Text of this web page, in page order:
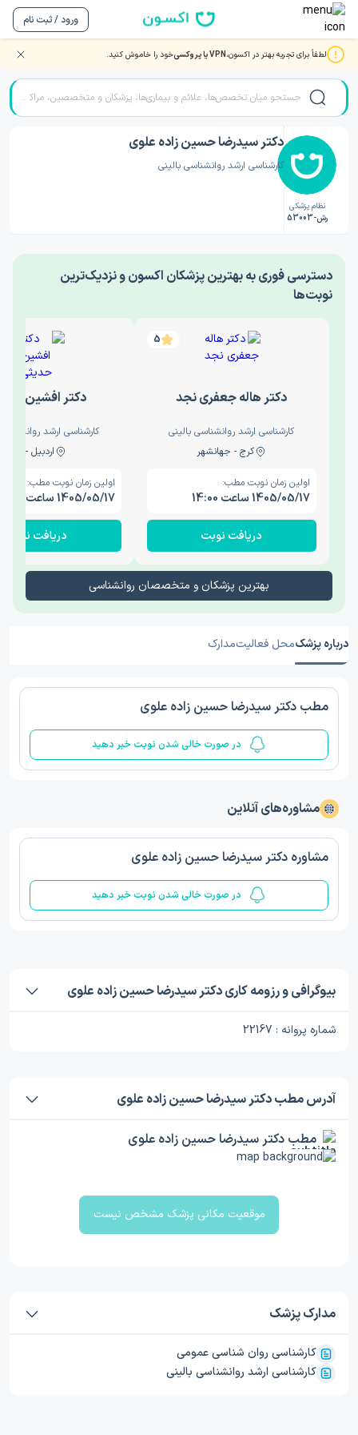
ورود / ثبت نام
لطفاً برای تجربه بهتر در اکسون،VPN یا پروکسی خود را خاموش کنید. صفحه اصلی/دکتر روانشناسی/دکتر سیدرضا حسین زاده علوی
نظام پزشکی
رش-53003
دکتر سیدرضا حسین زاده علوی
کارشناسی ارشد روانشناسی بالینی
‎دسترسی فوری به بهترین پزشکان اکسون و نزدیک‌ترین
نوبت‌ها
5
دکتر هاله جعفری نجد
کارشناسی ارشد روانشناسی بالینی
کرج - جهانشهر
اولین زمان نوبت مطب:
1405/05/17 ساعت 14:00
دریافت نوبت
دکتر افشین
کارشناسی ارشد
اردبیل - والی
اولین زمان نوبت مطب:
1405/05/17 ساعت 15:00
دریافت نوبت
بهترین پزشکان و متخصصان روانشناسی
درباره پزشکمحل فعالیتمدارک
مطب دکتر سیدرضا حسین زاده علوی
در صورت خالی شدن نوبت خبر دهید
مشاوره‌های آنلاین
مشاوره دکتر سیدرضا حسین زاده علوی
در صورت خالی شدن نوبت خبر دهید
بیوگرافی و رزومه کاری دکتر سیدرضا حسین زاده علوی
شماره پروانه : 22167
آدرس مطب دکتر سیدرضا حسین زاده علوی
مطب دکتر سیدرضا حسین زاده علوی
موقعیت مکانی پزشک مشخص نیست
مدارک پزشک
کارشناسی روان شناسی عمومی
کارشناسی ارشد روانشناسی بالینی